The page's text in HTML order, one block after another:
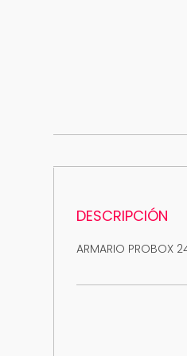
DESCRIPCIÓN
ARMARIO PROBOX